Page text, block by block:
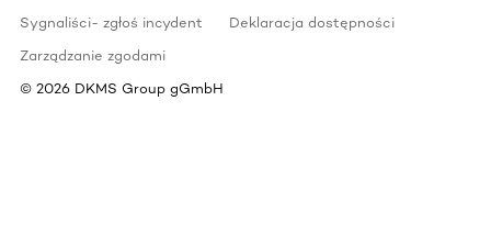
Sygnaliści- zgłoś incydent
Deklaracja dostępności
Zarządzanie zgodami
© 2026 DKMS Group gGmbH